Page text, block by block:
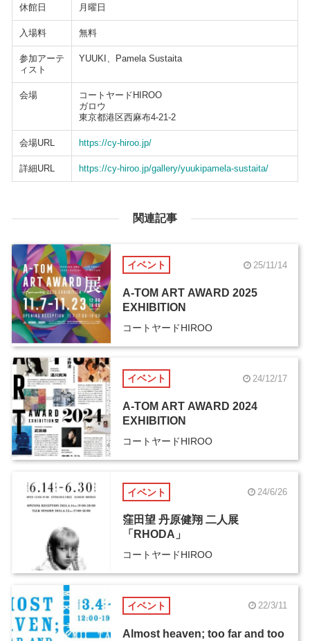
休館日 月曜日
入場料 無料
参加アーテ
ィスト
YUUKI、Pamela Sustaita
会場
コートヤードHIROO
ガロウ
東京都港区西麻布4-21-2
会場URL https://cy-hiroo.jp/
詳細URL https://cy-hiroo.jp/gallery/yuukipamela-sustaita/
関連記事
イベント 25/11/14
A-TOM ART AWARD 2025
EXHIBITION
コートヤードHIROO
イベント 24/12/17
A-TOM ART AWARD 2024
EXHIBITION
コートヤードHIROO
イベント 24/6/26
窪田望 丹原健翔 二人展
「RHODA」
コートヤードHIROO
イベント 22/3/11
Almost heaven; too far and too